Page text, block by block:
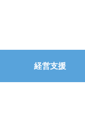
経営支援